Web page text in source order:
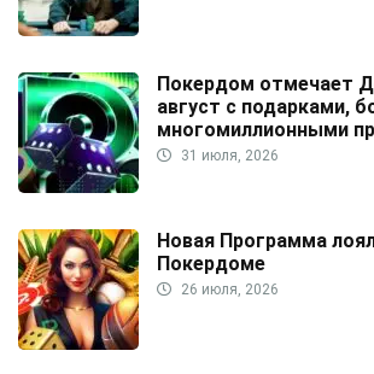
Покердом отмечает
август с подарками,
многомиллионными
31 июля, 2026
Новая Программа
Покердоме
26 июля, 2026